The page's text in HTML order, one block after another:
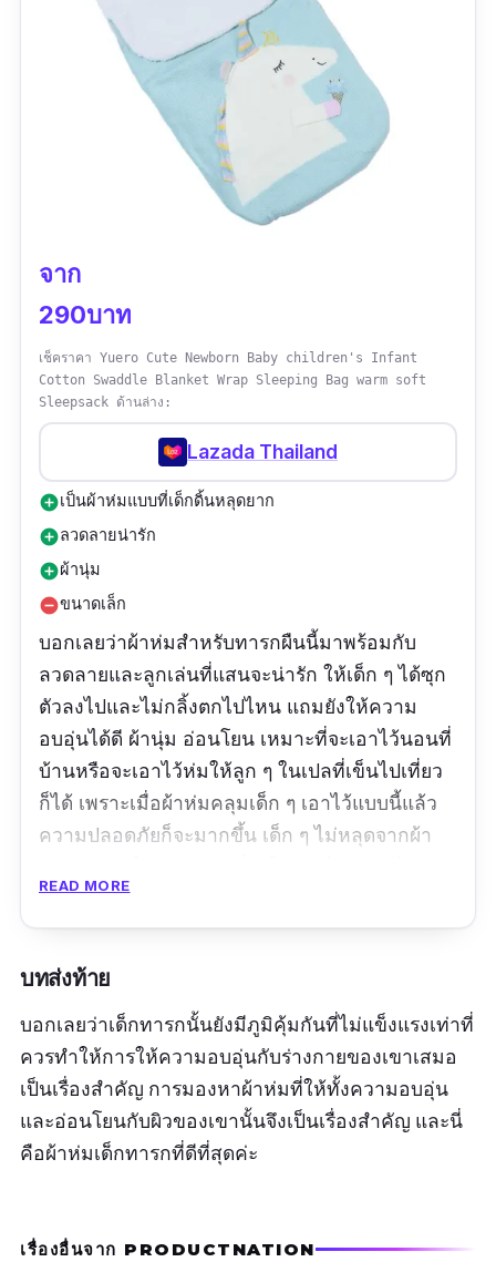
จาก
290บาท
เช็คราคา Yuero Cute Newborn Baby children's Infant
Cotton Swaddle Blanket Wrap Sleeping Bag warm soft
Sleepsack ด้านล่าง:
Lazada Thailand
add_circleเป็นผ้าห่มแบบที่เด็กดิ้นหลุดยาก
add_circleลวดลายน่ารัก
add_circleผ้านุ่ม
remove_circleขนาดเล็ก
บอกเลยว่าผ้าห่มสำหรับทารกผืนนี้มาพร้อมกับ
ลวดลายและลูกเล่นที่แสนจะน่ารัก ให้เด็ก ๆ ได้ซุก
ตัวลงไปและไม่กลิ้งตกไปไหน แถมยังให้ความ
อบอุ่นได้ดี ผ้านุ่ม อ่อนโยน เหมาะที่จะเอาไว้นอนที่
บ้านหรือจะเอาไว้ห่มให้ลูก ๆ ในเปลที่เข็นไปเที่ยว
ก็ได้ เพราะเมื่อผ้าห่มคลุมเด็ก ๆ เอาไว้แบบนี้แล้ว
ความปลอดภัยก็จะมากขึ้น เด็ก ๆ ไม่หลุดจากผ้า
ขึ้น
ของดีโหวตค่ะ
READ MORE
บทส่งท้าย
บอกเลยว่าเด็กทารกนั้นยังมีภูมิคุ้มกันที่ไม่แข็งแรงเท่าที่
ควรทำให้การให้ความอบอุ่นกับร่างกายของเขาเสมอ
เป็นเรื่องสำคัญ การมองหาผ้าห่มที่ให้ทั้งความอบอุ่น
และอ่อนโยนกับผิวของเขานั้นจึงเป็นเรื่องสำคัญ และนี่
คือผ้าห่มเด็กทารกที่ดีที่สุดค่ะ
เรื่องอื่นจาก PRODUCTNATION